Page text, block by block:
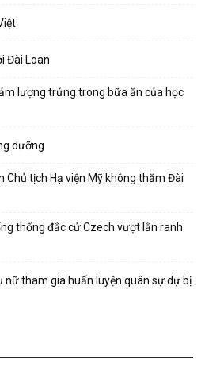
Đài Loan
lượng trứng trong bữa ăn của học
dưỡng
Chủ tịch Hạ viện Mỹ không thăm Đài
thống đắc cử Czech vượt lằn ranh
nữ tham gia huấn luyện quân sự dự bị